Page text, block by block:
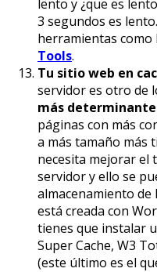
lento y ¿que es
3 segundos es
herramientas como
Tools.
Tu sitio web en
servidor es otro de
más
páginas con más
a más tamaño más
necesita mejorar el
servidor y ello se
almacenamiento de
está creada con
tienes que instalar
Super Cache, W3
(este último es el